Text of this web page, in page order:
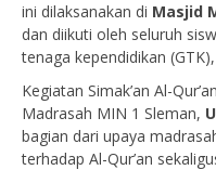
ini dilaksanakan di Masjid
dan diikuti oleh seluruh
tenaga kependidikan
Kegiatan Simak’an Al-
Madrasah MIN 1 Sleman,
bagian dari upaya
terhadap Al-Qur’an